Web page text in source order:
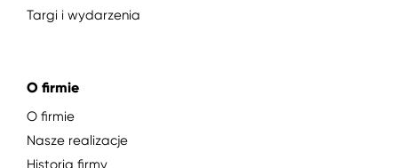
Targi i wydarzenia
O firmie
O firmie
Nasze realizacje
Historia firmy